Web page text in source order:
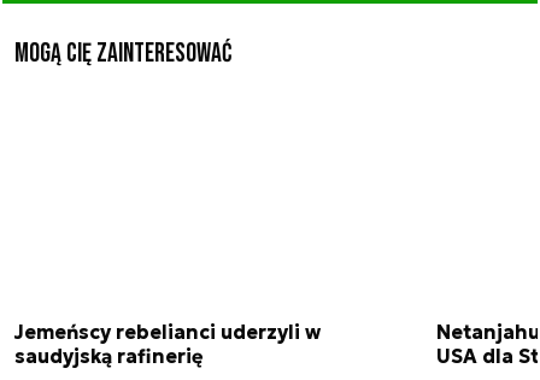
Mogą Cię zainteresować
Jemeńscy rebelianci uderzyli w
saudyjską rafinerię
USA dla